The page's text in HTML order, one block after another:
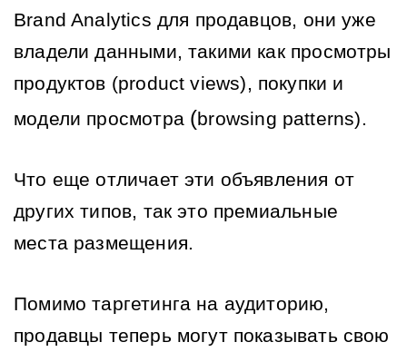
Brand Analytics для продавцов, они уже
владели данными, такими как просмотры
продуктов (product views), покупки и
модели просмотра (browsing patterns).
Что еще отличает эти объявления от
других типов, так это премиальные
места размещения.
Помимо таргетинга на аудиторию,
продавцы теперь могут показывать свою